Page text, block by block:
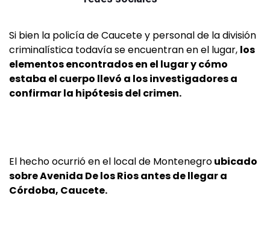
Si bien la policía de Caucete y personal de la división
criminalística todavía se encuentran en el lugar, los
elementos encontrados en el lugar y cómo
estaba el cuerpo llevó a los investigadores a
confirmar la hipótesis del crimen.
El hecho ocurrió en el local de Montenegroubicado
sobre Avenida De los Rios antes de llegar a
Córdoba, Caucete.